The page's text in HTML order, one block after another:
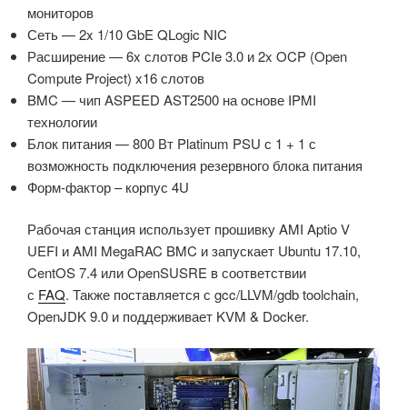
мониторов
Сеть — 2x 1/10 GbE QLogic NIC
Расширение — 6x слотов PCIe 3.0 и 2x OCP (Open
Compute Project) x16 слотов
BMC — чип ASPEED AST2500 на основе IPMI
технологии
Блок питания — 800 Вт Platinum PSU с 1 + 1 с
возможность подключения резервного блока питания
Форм-фактор – корпус 4U
Рабочая станция использует прошивку AMI Aptio V
UEFI и AMI MegaRAC BMC и запускает Ubuntu 17.10,
CentOS 7.4 или OpenSUSRE в соответствии
с FAQ. Также поставляется с gcc/LLVM/gdb toolchain,
OpenJDK 9.0 и поддерживает KVM & Docker.